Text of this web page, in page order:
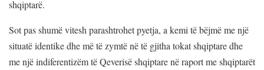
shqiptarë.
Sot pas shumë vitesh parashtrohet pyetja, a kemi të bëjmë me një
situatë identike dhe më të zymtë në të gjitha tokat shqiptare dhe
me një indiferentizëm të Qeverisë shqiptare në raport me shqiptarët